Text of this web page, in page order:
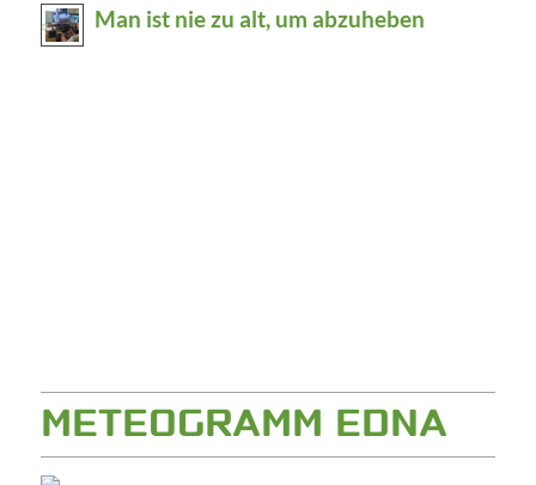
Man ist nie zu alt, um abzuheben
METEOGRAMM EDNA